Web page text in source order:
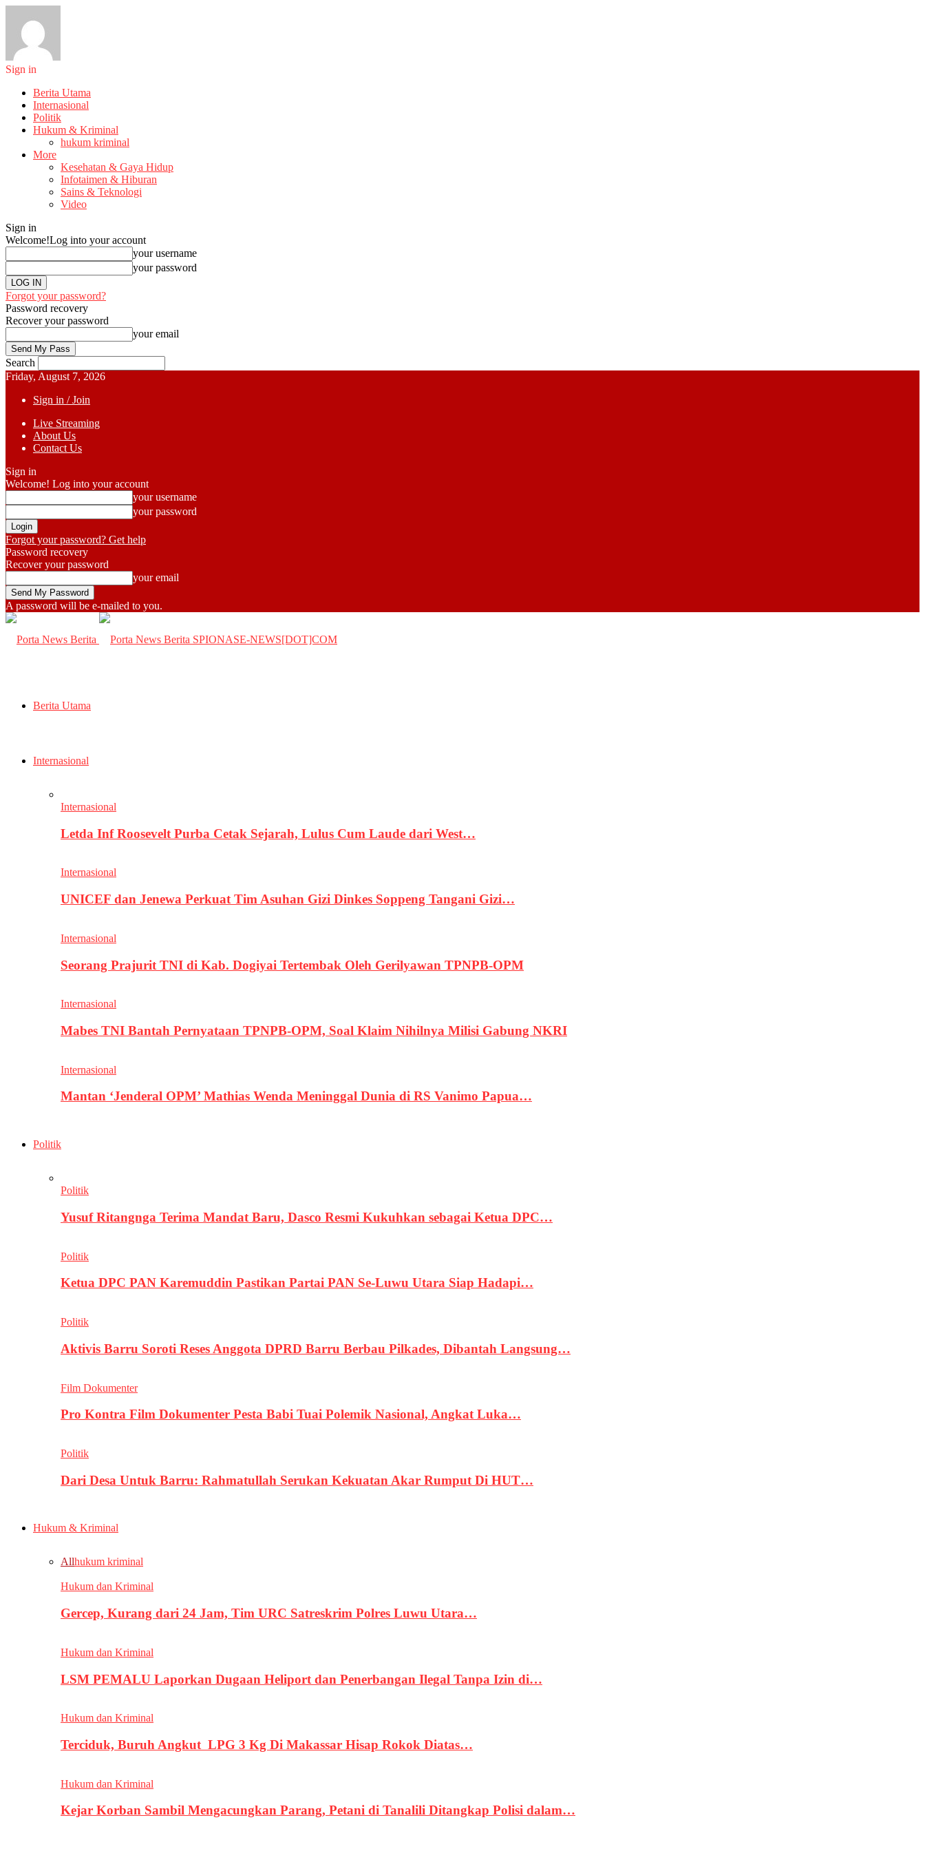
Sign in
Berita Utama
Internasional
Politik
Hukum & Kriminal
hukum kriminal
More
Kesehatan & Gaya Hidup
Infotaimen & Hiburan
Sains & Teknologi
Video
Sign in
Welcome!Log into your account
your username
your password
Forgot your password?
Password recovery
Recover your password
your email
Search
Friday, August 7, 2026
Sign in / Join
Live Streaming
About Us
Contact Us
Sign in
Welcome! Log into your account
your username
your password
Forgot your password? Get help
Password recovery
Recover your password
your email
A password will be e-mailed to you.
SPIONASE-NEWS[DOT]COM
Berita Utama
Internasional
Internasional
Letda Inf Roosevelt Purba Cetak Sejarah, Lulus Cum Laude dari West…
Internasional
UNICEF dan Jenewa Perkuat Tim Asuhan Gizi Dinkes Soppeng Tangani Gizi…
Internasional
Seorang Prajurit TNI di Kab. Dogiyai Tertembak Oleh Gerilyawan TPNPB-OPM
Internasional
Mabes TNI Bantah Pernyataan TPNPB-OPM, Soal Klaim Nihilnya Milisi Gabung NKRI
Internasional
Mantan ‘Jenderal OPM’ Mathias Wenda Meninggal Dunia di RS Vanimo Papua…
Politik
Politik
Yusuf Ritangnga Terima Mandat Baru, Dasco Resmi Kukuhkan sebagai Ketua DPC…
Politik
Ketua DPC PAN Karemuddin Pastikan Partai PAN Se-Luwu Utara Siap Hadapi…
Politik
Aktivis Barru Soroti Reses Anggota DPRD Barru Berbau Pilkades, Dibantah Langsung…
Film Dokumenter
Pro Kontra Film Dokumenter Pesta Babi Tuai Polemik Nasional, Angkat Luka…
Politik
Dari Desa Untuk Barru: Rahmatullah Serukan Kekuatan Akar Rumput Di HUT…
Hukum & Kriminal
Allhukum kriminal
Hukum dan Kriminal
Gercep, Kurang dari 24 Jam, Tim URC Satreskrim Polres Luwu Utara…
Hukum dan Kriminal
LSM PEMALU Laporkan Dugaan Heliport dan Penerbangan Ilegal Tanpa Izin di…
Hukum dan Kriminal
Terciduk, Buruh Angkut LPG 3 Kg Di Makassar Hisap Rokok Diatas…
Hukum dan Kriminal
Kejar Korban Sambil Mengacungkan Parang, Petani di Tanalili Ditangkap Polisi dalam…